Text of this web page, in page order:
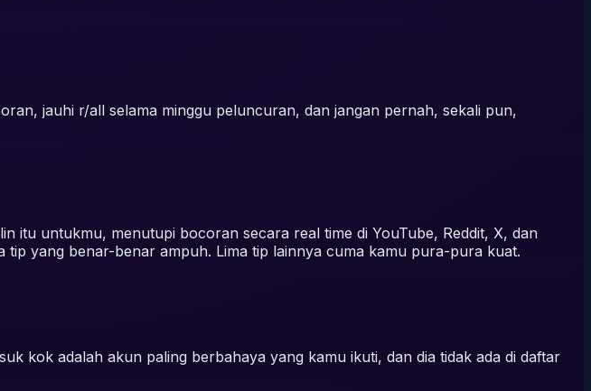
jauhi r/all selama minggu peluncuran, dan jangan pernah, sekali pun,
itu untukmu, menutupi bocoran secara real time di YouTube, Reddit, X, dan
yang benar-benar ampuh. Lima tip lainnya cuma kamu pura-pura kuat.
kok adalah akun paling berbahaya yang kamu ikuti, dan dia tidak ada di daftar